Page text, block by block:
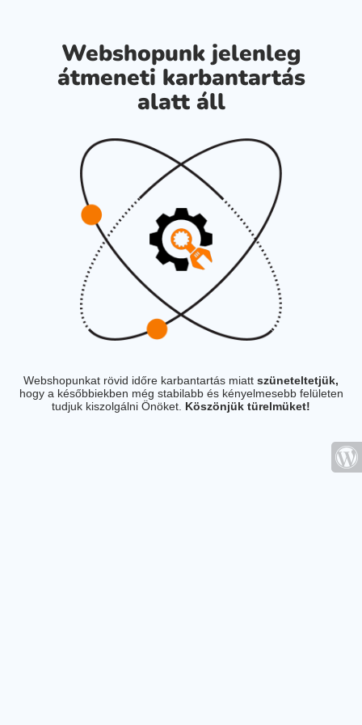
Webshopunk jelenleg
átmeneti karbantartás
alatt áll
Webshopunkat rövid időre karbantartás miatt szüneteltetjük,
hogy a későbbiekben még stabilabb és kényelmesebb felületen
tudjuk kiszolgálni Önöket. Köszönjük türelmüket!